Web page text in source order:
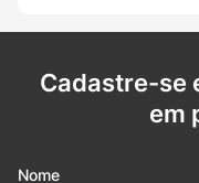
Cadastre-se
em
Nome